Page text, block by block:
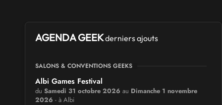
AGENDA GEEKderniers ajouts
SALONS & CONVENTIONS GEEKS
Albi Games Festival
du Samedi 31 octobre 2026 au Dimanche 1 novembre
2026 - à Albi